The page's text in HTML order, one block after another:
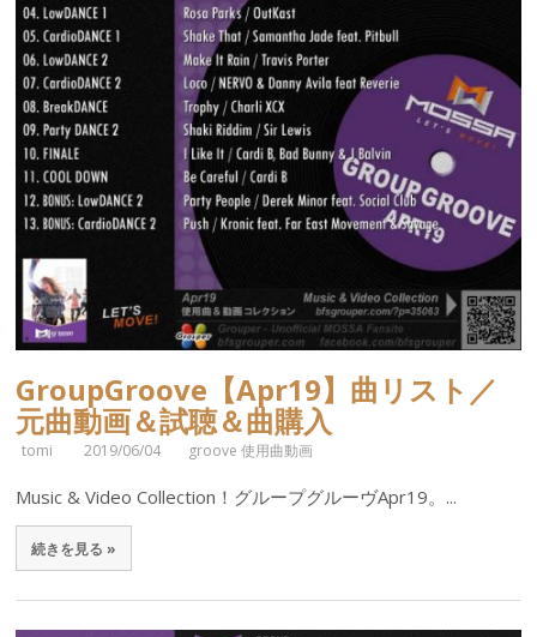
GroupGroove【Apr19】曲リスト／
元曲動画＆試聴＆曲購入
tomi 2019/06/04 groove 使用曲動画
Music & Video Collection！グループグルーヴApr19。...
続きを見る »